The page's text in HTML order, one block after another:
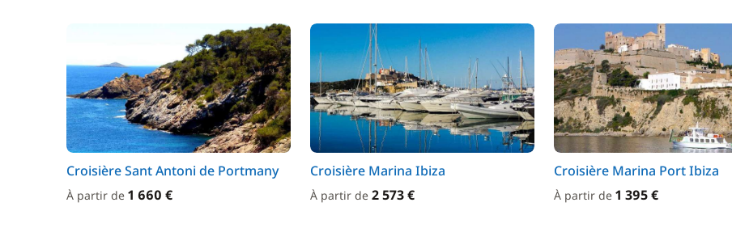
Croisière Sant Antoni de Portmany
À partir de 1 660 €
Croisière Marina Ibiza
À partir de 2 573 €
Croisière Marina Port Ibiza
À partir de 1 395 €